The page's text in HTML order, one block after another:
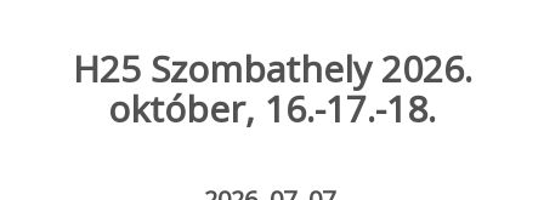
H25 Szombathely 2026.
október, 16.-17.-18.